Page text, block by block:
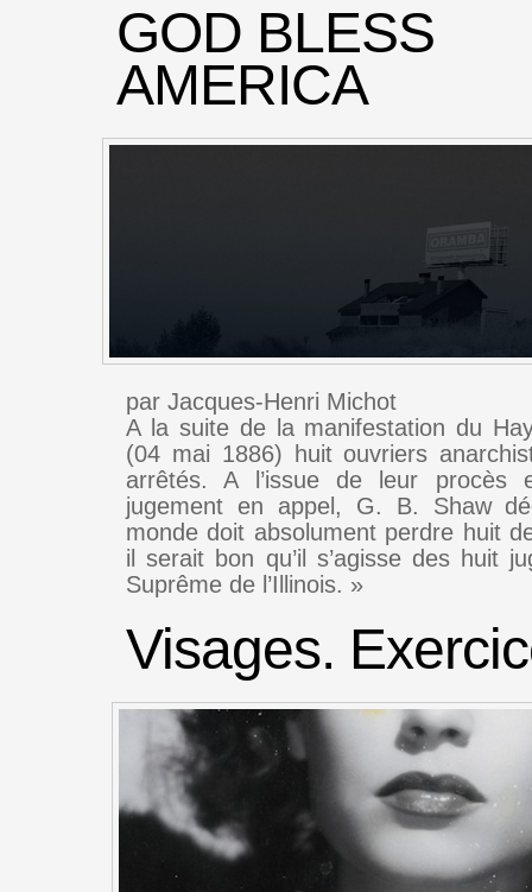
GOD BLESS
AMERICA
par Jacques-Henri Michot
A la suite de la manifestation du
(04 mai 1886) huit ouvriers
arrêtés. A l’issue de leur
jugement en appel, G. B. Shaw
monde doit absolument perdre huit
il serait bon qu’il s’agisse des huit
Suprême de l’Illinois. »
Visages.